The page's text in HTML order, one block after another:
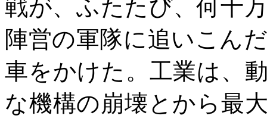
戦が、ふたたび、何十
陣営の軍隊に追いこん
車をかけた。工業は、
な機構の崩壊とから最